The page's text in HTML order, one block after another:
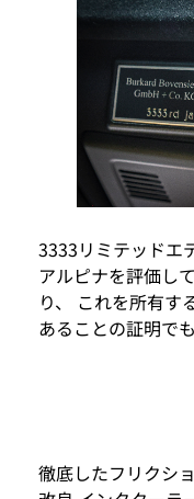
3333リミテッドエ
アルピナを評価し
り、 これを所有す
あることの証明で
徹底したフリクシ